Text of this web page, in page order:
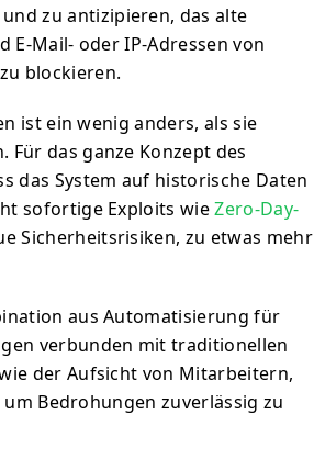
zu antizipieren, das alte
E-Mail- oder IP-Adressen von
blockieren.
ist ein wenig anders, als sie
das ganze Konzept des
das System auf historische Daten
sofortige Exploits wieZero-Day-
Sicherheitsrisiken, zu etwas mehr
aus Automatisierung für
verbunden mit traditionellen
der Aufsicht von Mitarbeitern,
Bedrohungen zuverlässig zu